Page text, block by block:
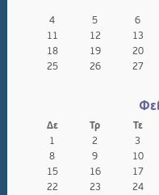
4
5 6
11
12 13
18
19 20
25
26 27
Δε Τρ Τε
1
2 3
8
9 10
15
16 17
22
23 24